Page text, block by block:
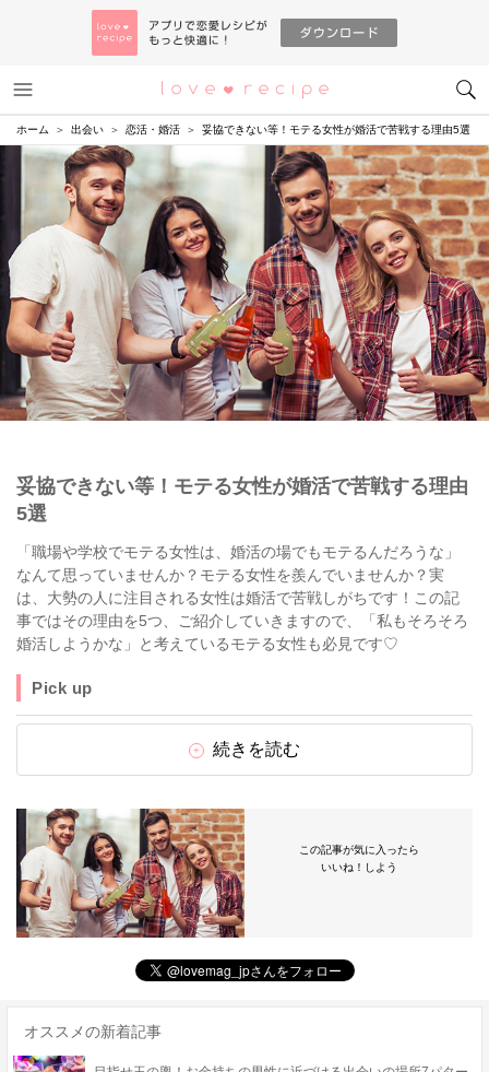
恋愛レシピ
ホーム 出会い 恋活・婚活 妥協できない等！モテる女性が婚活で苦戦する理由5選
妥協できない等！モテる女性が婚活で苦戦する理由
5選
「職場や学校でモテる女性は、婚活の場でもモテるんだろうな」
なんて思っていませんか？モテる女性を羨んでいませんか？実
は、大勢の人に注目される女性は婚活で苦戦しがちです！この記
事ではその理由を5つ、ご紹介していきますので、「私もそろそろ
婚活しようかな」と考えているモテる女性も必見です♡
Pick up
続きを読む
この記事が気に入ったら
いいね！しよう
オススメの新着記事